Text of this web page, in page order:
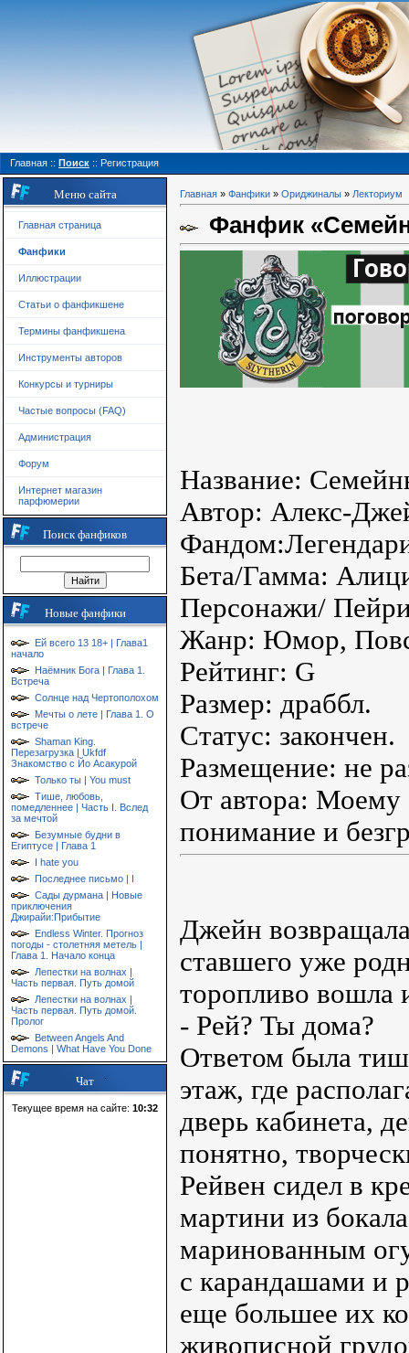
Главная :: Поиск :: Регистрация
Меню сайта
Главная страница
Фанфики
Иллюстрации
Статьи о фанфикшене
Термины фанфикшена
Инструменты авторов
Конкурсы и турниры
Частые вопросы (FAQ)
Администрация
Форум
Интернет магазин
парфюмерии
Поиск фанфиков
Новые фанфики
Ей всего 13 18+ | Глава1
начало
Наёмник Бога | Глава 1.
Встреча
Солнце над Чертополохом
Мечты о лете | Глава 1. О
встрече
Shaman King.
Перезагрузка | Ukfdf
Знакомство с Йо Асакурой
Только ты | You must
Тише, любовь,
помедленнее | Часть I. Вслед
за мечтой
Безумные будни в
Египтусе | Глава 1
I hate you
Последнее письмо | I
Сады дурмана | Новые
приключения
Джирайи:Прибытие
Endless Winter. Прогноз
погоды - столетняя метель |
Глава 1. Начало конца
Лепестки на волнах |
Часть первая. Путь домой
Лепестки на волнах |
Часть первая. Путь домой.
Пролог
Between Angels And
Demons | What Have You Done
Чат
Текущее время на сайте: 10:32
Главная » Фанфики » Ориджиналы » Лекториум
Фанфик
Название:
Автор: Алекс-
Бета/Гамма:
Персонажи/
Жанр: Юмор,
Рейтинг: G
Размер: драббл.
Статус: закончен.
Размещение: не
От автора: Моему
понимание и
Джейн
ставшего уже
торопливо вошла
- Рей? Ты дома?
Ответом была
этаж, где
дверь кабинета,
понятно,
Рейвен сидел в
мартини из
маринованным
с карандашами и
еще большее их
живописной